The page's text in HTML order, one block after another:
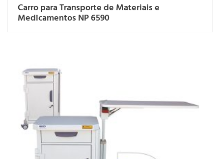
Carro para Transporte de Materiais e
Medicamentos NP 6590